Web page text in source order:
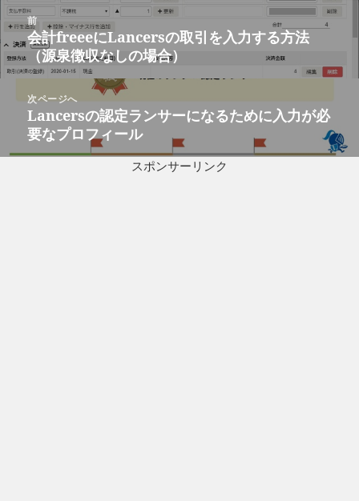
投
稿
ナ
ビ
前
前
の
投
稿:
会計freeeにLancersの取引を入力する方法
（源泉徴収なしの場合）
次ページへ
次
の
投
Lancersの認定ランサーになるために入力が必
要なプロフィール
スポンサーリンク